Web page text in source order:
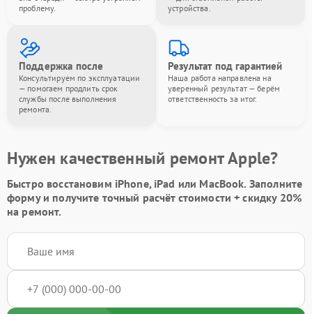
проблему.
устройства.
Поддержка после
Консультируем по эксплуатации
— помогаем продлить срок
службы после выполнения
ремонта.
Результат под гарантией
Наша работа направлена на
уверенный результат — берём
ответственность за итог.
Нужен качественный ремонт Apple?
Быстро восстановим iPhone, iPad или MacBook. Заполните
формуи получите точный расчёт стоимости +скидку 20%
на ремонт.